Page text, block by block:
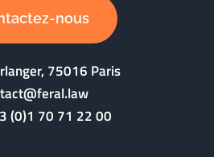
nous
75016 Paris
(0)1 70 71 22 00